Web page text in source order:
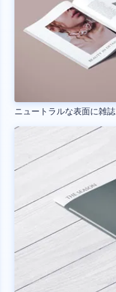
ニュートラルな表面に雑誌